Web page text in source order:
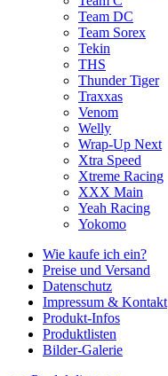
Team DC
Team Sorex
Tekin
THS
Thunder Tiger
Traxxas
Venom
Welly
Wrap-Up Next
Xtra Speed
Xtreme Racing
XXX Main
Yeah Racing
Yokomo
Wie kaufe ich ein?
Preise und Versand
Datenschutz
Impressum & Kontakt
Produkt-Infos
Produktlisten
Bilder-Galerie